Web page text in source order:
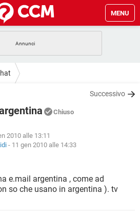
MENU
WHATSAPP
WHATSAPP
GAMING
WINDOWS 10
FACEBOOK
GAMING
WHATSAPP
ANDROID
Successivo
Chiuso
2010 alle 13:11
- 11 gen 2010 alle 14:33
e.mail argentina , come ad
so che usano in argentina ). tv